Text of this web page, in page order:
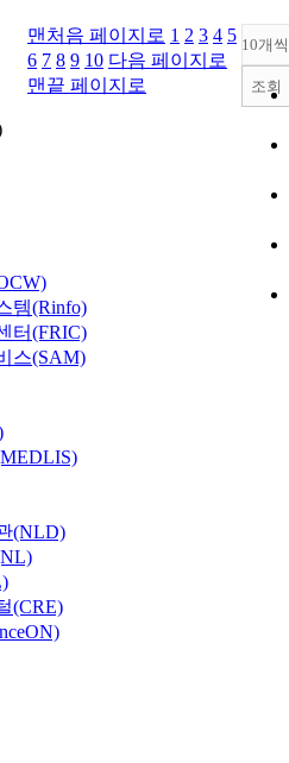
10개
조회
맨처음 페이지로 1 2 3 4 5
6 7 8 9 10 다음 페이지로
맨끝 페이지로
템(Rinfo)
터(FRIC)
스(SAM)
(NLD)
(CRE)